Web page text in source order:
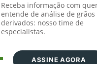
Receba informação com
entende de análise de grãos
derivados: nosso time de
especialistas.
ASSINE AGORA